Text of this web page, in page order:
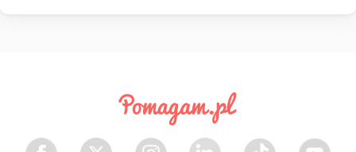
Facebook Twitter Instagram LinkedIn TikTok Youtube